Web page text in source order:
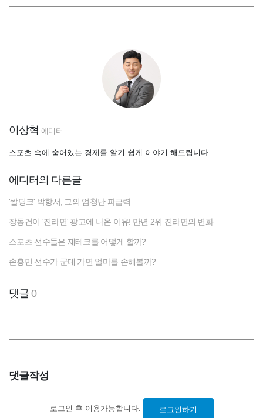
이상혁 에디터
스포츠 속에 숨어있는 경제를 알기 쉽게 이야기 해드립니다.
에디터의 다른글
'쌀딩크' 박항서, 그의 엄청난 파급력
장동건이 '진라면' 광고에 나온 이유! 만년 2위 진라면의 변화
스포츠 선수들은 재테크를 어떻게 할까?
손흥민 선수가 군대 가면 얼마를 손해볼까?
댓글0
댓글작성
로그인 후 이용가능합니다. 로그인하기